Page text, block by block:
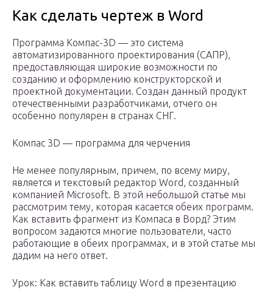
Как сделать чертеж в Word
Программа Компас-3D — это система
автоматизированного проектирования (САПР),
предоставляющая широкие возможности по
созданию и оформлению конструкторской и
проектной документации. Создан данный продукт
отечественными разработчиками, отчего он
особенно популярен в странах СНГ.
Компас 3D — программа для черчения
Не менее популярным, причем, по всему миру,
является и текстовый редактор Word, созданный
компанией Microsoft. В этой небольшой статье мы
рассмотрим тему, которая касается обеих программ.
Как вставить фрагмент из Компаса в Ворд? Этим
вопросом задаются многие пользователи, часто
работающие в обеих программах, и в этой статье мы
дадим на него ответ.
Урок: Как вставить таблицу Word в презентацию